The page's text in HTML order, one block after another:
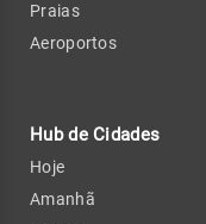
Praias
Aeroportos
Hub de Cidades
Hoje
Amanhã